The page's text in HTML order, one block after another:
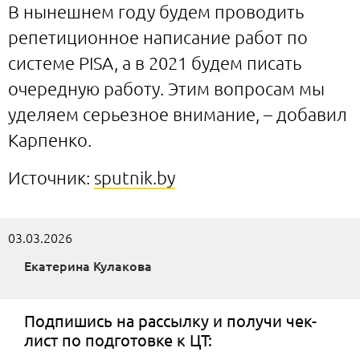
В нынешнем году будем проводить
репетиционное написание работ по
системе PISA, а в 2021 будем писать
очередную работу. Этим вопросам мы
уделяем серьезное внимание, – добавил
Карпенко.
Источник: sputnik.by
03.03.2026
Екатерина Кулакова
Подпишись на рассылку и получи чек-
лист по подготовке к ЦТ: